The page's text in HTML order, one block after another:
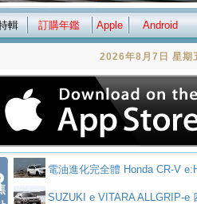
輯 訂購年鑑 Apple Android
2026年8月7日 星期
電油進化完全體 Honda CR-V
V PrestigeSUZUKI e VITARA ALLGRIP-e